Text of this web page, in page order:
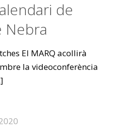
de
Nebra
El MARQ acollirà
la videoconferència